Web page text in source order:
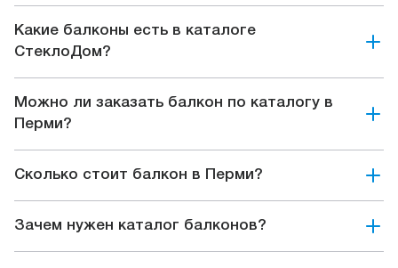
Какие балконы есть в каталоге
СтеклоДом?
Можно ли заказать балкон по каталогу в
Перми?
Сколько стоит балкон в Перми?
Зачем нужен каталог балконов?